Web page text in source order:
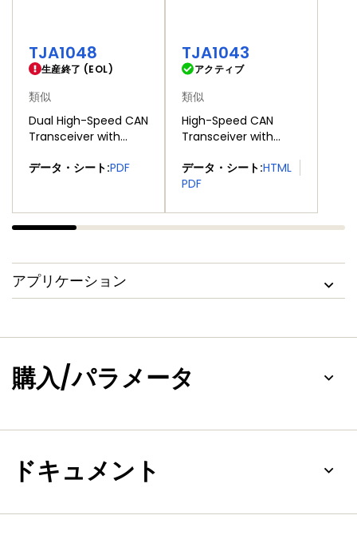
TJA1048
生産終了 (EOL)
類似
Dual High-Speed CAN
Transceiver with
データ・シート:PDF
TJA1043
アクティブ
類似
High-Speed CAN
Transceiver with
Mode
データ・シート:HTML
PDF
アプリケーション
購入/パラメータ
ドキュメント